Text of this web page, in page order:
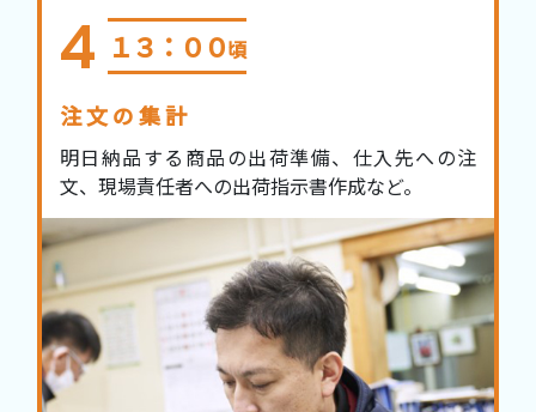
１３：００頃
注文の集計
明日納品する商品の出荷準備、仕入先への注
文、現場責任者への出荷指示書作成など。